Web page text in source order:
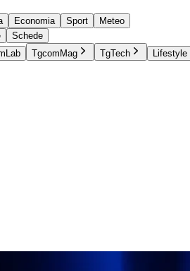
Economia Sport
Meteo
Schede
TgcomMag TgTech Lifestyle